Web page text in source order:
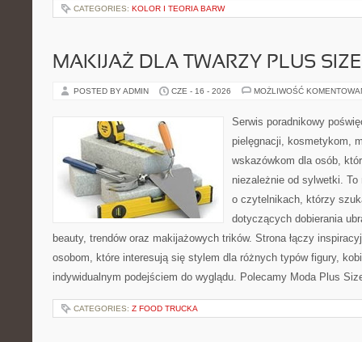
CATEGORIES: KOLOR I TEORIA BARW
MAKIJAŻ DLA TWARZY PLUS SIZE
POSTED BY ADMIN CZE - 16 - 2026 MOŻLIWOŚĆ
Serwis poradnikowy
pielęgnacji, kosmetykom,
wskazówkom dla osób,
niezależnie od sylwetki.
o czytelnikach, którzy
dotyczących dobierania
beauty, trendów oraz makijażowych trików. Strona łączy
osobom, które interesują się stylem dla różnych typów figury,
indywidualnym podejściem do wyglądu. Polecamy Moda Plus
CATEGORIES: Z FOOD TRUCKA